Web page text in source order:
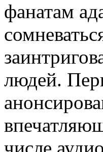
фанатам
людей.